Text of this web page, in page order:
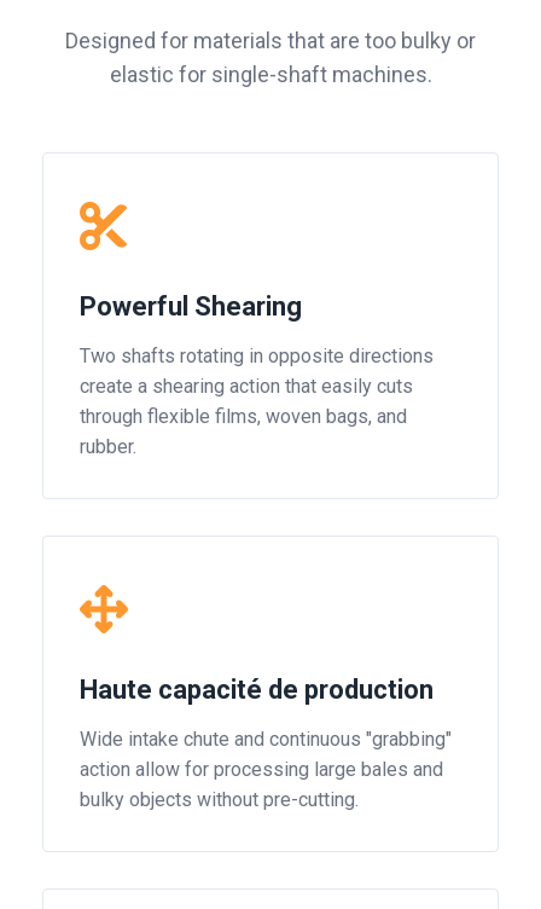
Designed for materials that are too bulky or
elastic for single-shaft machines.
Powerful Shearing
Two shafts rotating in opposite directions
create a shearing action that easily cuts
through flexible films, woven bags, and
rubber.
Haute capacité de production
Wide intake chute and continuous "grabbing"
action allow for processing large bales and
bulky objects without pre-cutting.